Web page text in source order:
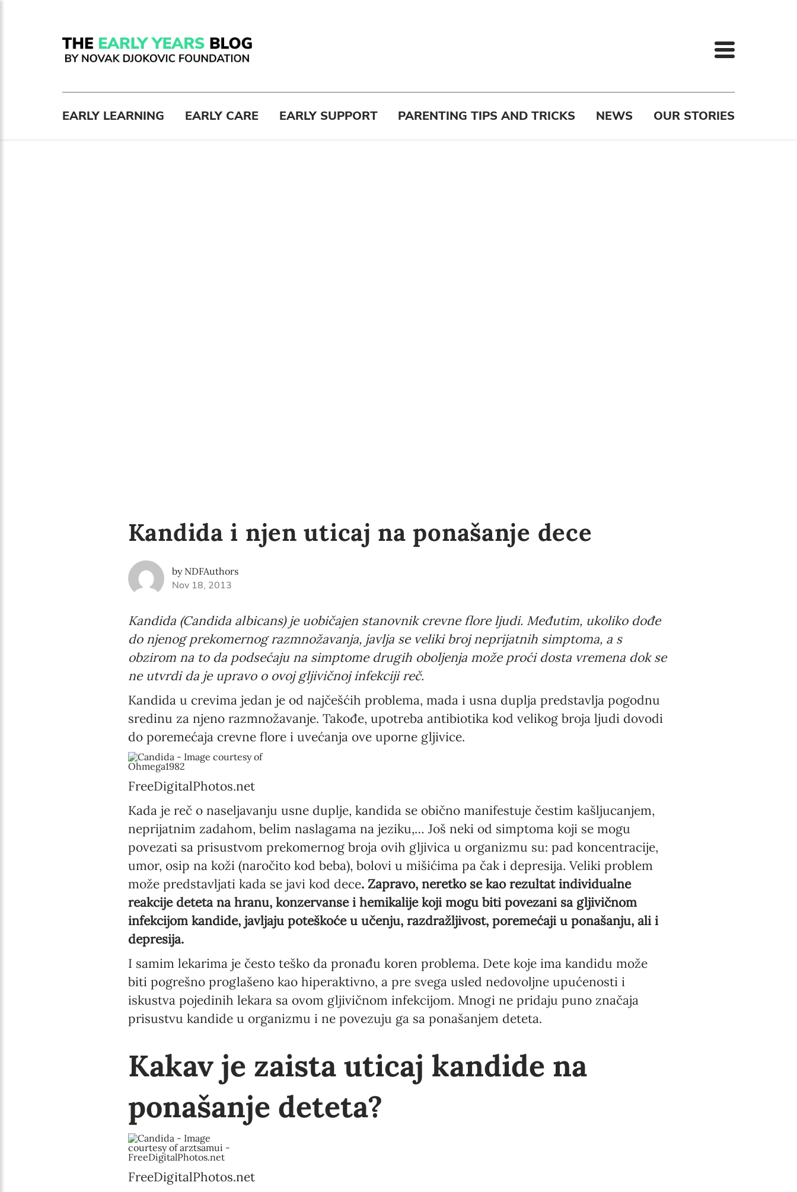
EARLY LEARNING EARLY CARE EARLY SUPPORT PARENTING TIPS AND TRICKS NEWS OUR STORIES
Kandida i njen uticaj na ponašanje dece
by NDFAuthors
Nov 18, 2013
Kandida (Candida albicans) je uobičajen stanovnik crevne flore ljudi. Međutim, ukoliko dođe
do njenog prekomernog razmnožavanja, javlja se veliki broj neprijatnih simptoma, a s
obzirom na to da podsećaju na simptome drugih oboljenja može proći dosta vremena dok se
ne utvrdi da je upravo o ovoj gljivičnoj infekciji reč.
Kandida u crevima jedan je od najčešćih problema, mada i usna duplja predstavlja pogodnu
sredinu za njeno razmnožavanje. Takođe, upotreba antibiotika kod velikog broja ljudi dovodi
do poremećaja crevne flore i uvećanja ove uporne gljivice.
FreeDigitalPhotos.net
Kada je reč o naseljavanju usne duplje, kandida se obično manifestuje čestim kašljucanjem,
neprijatnim zadahom, belim naslagama na jeziku,… Još neki od simptoma koji se mogu
povezati sa prisustvom prekomernog broja ovih gljivica u organizmu su: pad koncentracije,
umor, osip na koži (naročito kod beba), bolovi u mišićima pa čak i depresija. Veliki problem
može predstavljati kada se javi kod dece. Zapravo, neretko se kao rezultat individualne
reakcije deteta na hranu, konzervanse i hemikalije koji mogu biti povezani sa gljivičnom
infekcijom kandide, javljaju poteškoće u učenju, razdražljivost, poremećaji u ponašanju, ali i
depresija.
I samim lekarima je često teško da pronađu koren problema. Dete koje ima kandidu može
biti pogrešno proglašeno kao hiperaktivno, a pre svega usled nedovoljne upućenosti i
iskustva pojedinih lekara sa ovom gljivičnom infekcijom. Mnogi ne pridaju puno značaja
prisustvu kandide u organizmu i ne povezuju ga sa ponašanjem deteta.
Kakav je zaista uticaj kandide na
ponašanje deteta?
FreeDigitalPhotos.net